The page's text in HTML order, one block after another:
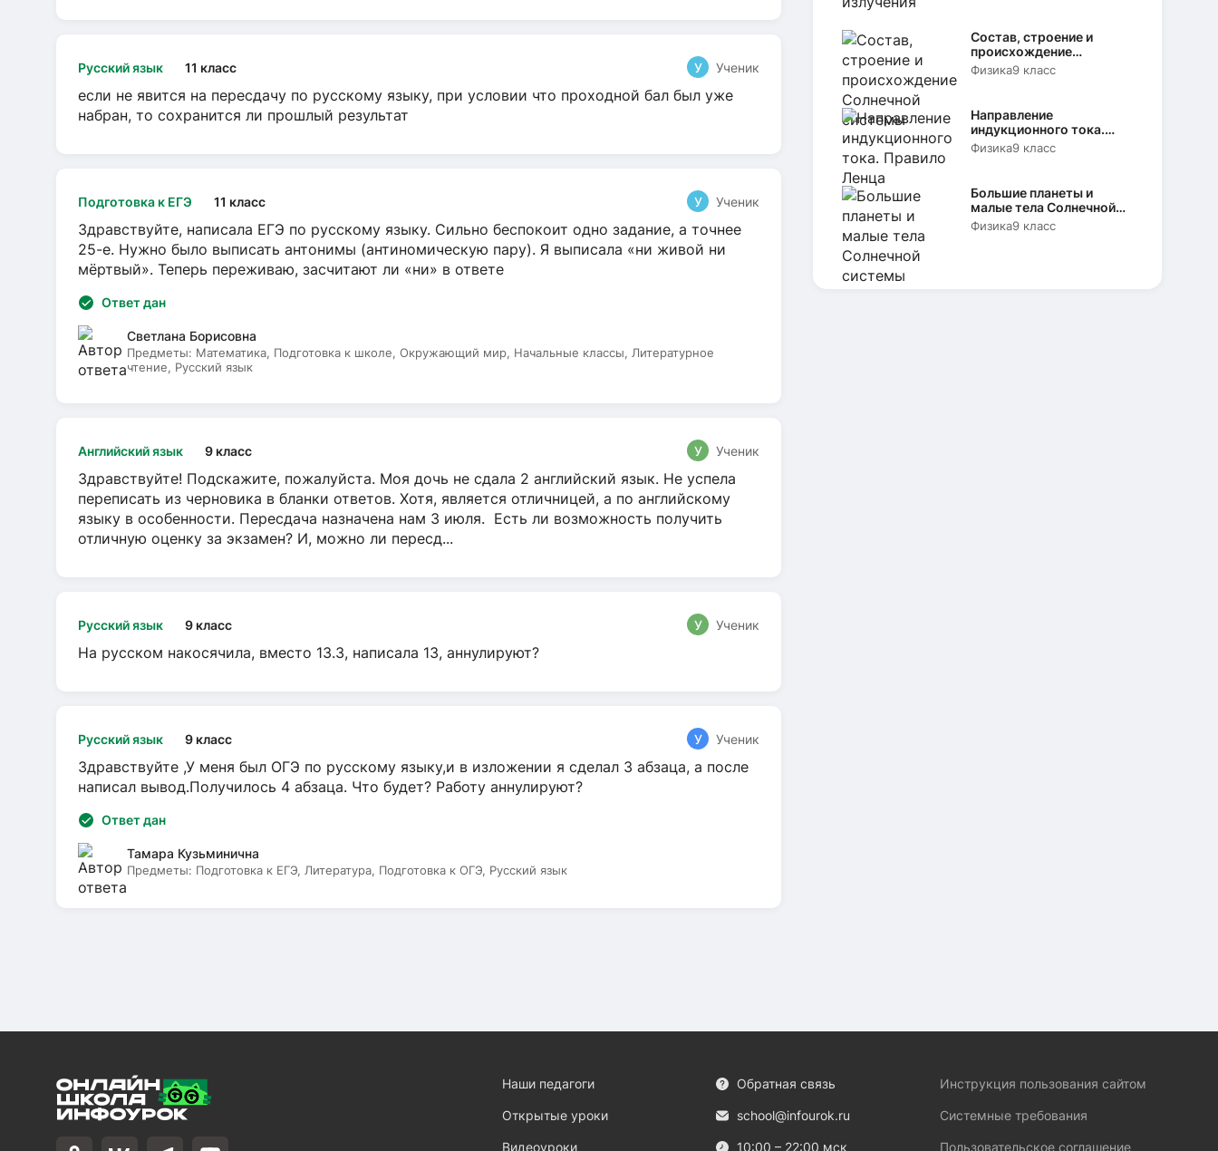
Состав, строение и
происхождение
Солнечной системы
Физика9 класс
Направление
индукционного тока.
Правило Ленца
Физика9 класс
Большие планеты и
малые тела Солнечной
системы
Физика9 класс
Русский язык 11 класс У Ученик
если не явится на пересдачу по русскому языку, при условии что проходной бал был уже
набран, то сохранится ли прошлый результат
Подготовка к ЕГЭ 11 класс У Ученик
Здравствуйте, написала ЕГЭ по русскому языку. Сильно беспокоит одно задание, а точнее
25-е. Нужно было выписать антонимы (антиномическую пару). Я выписала «ни живой ни
мёртвый». Теперь переживаю, засчитают ли «ни» в ответе
Ответ дан
Светлана Борисовна
Предметы: Математика, Подготовка к школе, Окружающий мир, Начальные классы, Литературное
чтение, Русский язык
Английский язык 9 класс У Ученик
Здравствуйте! Подскажите, пожалуйста. Моя дочь не сдала 2 английский язык. Не успела
переписать из черновика в бланки ответов. Хотя, является отличницей, а по английскому
языку в особенности. Пересдача назначена нам 3 июля. Есть ли возможность получить
отличную оценку за экзамен? И, можно ли пересд...
Русский язык 9 класс У Ученик
На русском накосячила, вместо 13.3, написала 13, аннулируют?
Русский язык 9 класс У Ученик
Здравствуйте ,У меня был ОГЭ по русскому языку,и в изложении я сделал 3 абзаца, а после
написал вывод.Получилось 4 абзаца. Что будет? Работу аннулируют?
Ответ дан
Тамара Кузьминична
Предметы: Подготовка к ЕГЭ, Литература, Подготовка к ОГЭ, Русский язык
Наши педагоги
Открытые уроки
Видеоуроки
Обратная связь
school@infourok.ru
10:00 – 22:00 мск
Инструкция пользования сайтом
Системные требования
Пользовательское соглашение